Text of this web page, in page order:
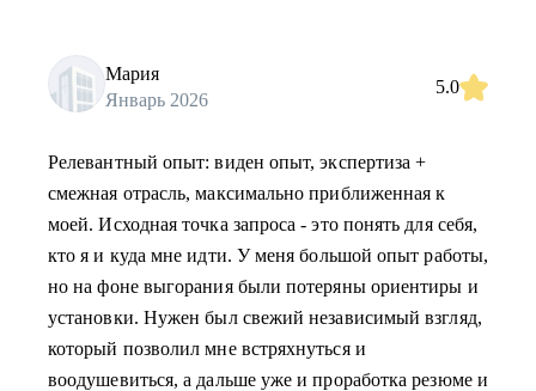
Мария
Январь 2026
5.0
Релевантный опыт: виден опыт, экспертиза +
смежная отрасль, максимально приближенная к
моей. Исходная точка запроса - это понять для себя,
кто я и куда мне идти. У меня большой опыт работы,
но на фоне выгорания были потеряны ориентиры и
установки. Нужен был свежий независимый взгляд,
который позволил мне встряхнуться и
воодушевиться, а дальше уже и проработка резюме и